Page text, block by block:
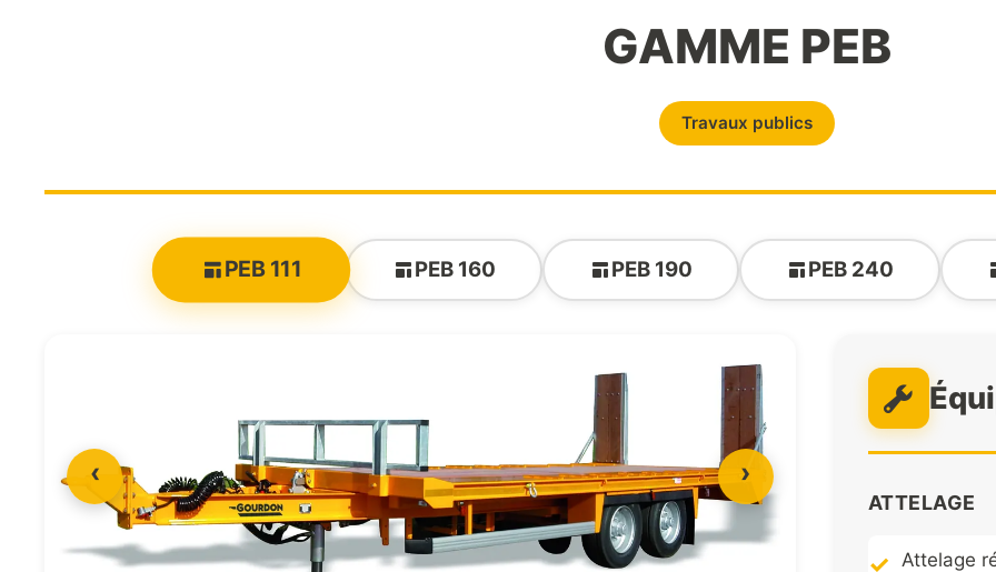
GAMME PEB
Travaux publics
PEB 111 PEB 160 PEB 190 PEB 240
‹ ›
ATTELAGE
Attelage